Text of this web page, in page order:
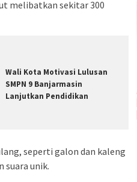
melibatkan sekitar 300
Wali Kota Motivasi Lulusan
SMPN 9 Banjarmasin
Lanjutkan Pendidikan
seperti galon dan kaleng
suara unik.